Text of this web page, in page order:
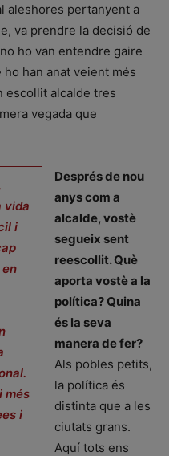
aleshores pertanyent a
va prendre la decisió de
ho van entendre gaire
ho han anat veient més
escollit alcalde tres
vegada que
vida
i
més
i
Després de nou
anys com a
alcalde, vostè
segueix sent
reescollit. Què
aporta vostè a la
política? Quina
és la seva
manera de fer?
Als pobles petits,
la política és
distinta que a les
ciutats grans.
Aquí tots ens